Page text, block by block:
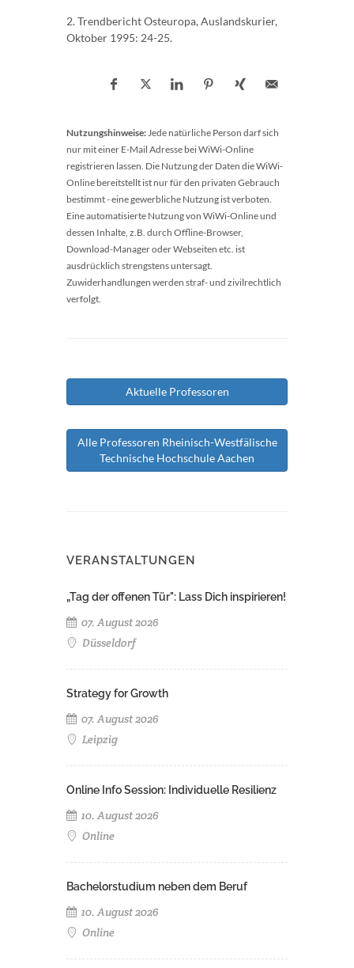
2. Trendbericht Osteuropa, Auslandskurier,
Oktober 1995: 24-25.
Nutzungshinweise:Jede natürliche Person darf sich
nur mit einer E-Mail Adresse bei WiWi-Online
registrieren lassen. Die Nutzung der Daten die WiWi-
Online bereitstellt ist nur für den privaten Gebrauch
bestimmt - eine gewerbliche Nutzung ist verboten.
Eine automatisierte Nutzung von WiWi-Online und
dessen Inhalte, z.B. durch Offline-Browser,
Download-Manager oder Webseiten etc. ist
ausdrücklich strengstens untersagt.
Zuwiderhandlungen werden straf- und zivilrechtlich
verfolgt.
Aktuelle Professoren
Alle Professoren Rheinisch-Westfälische
Technische Hochschule Aachen
VERANSTALTUNGEN
„Tag der offenen Tür": Lass Dich inspirieren!
07. August 2026
Düsseldorf
Strategy for Growth
07. August 2026
Leipzig
Online Info Session: Individuelle Resilienz
10. August 2026
Online
Bachelorstudium neben dem Beruf
10. August 2026
Online